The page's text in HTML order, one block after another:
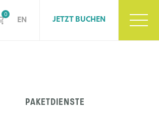
0
EN JETZT BUCHEN
PAKETDIENSTE